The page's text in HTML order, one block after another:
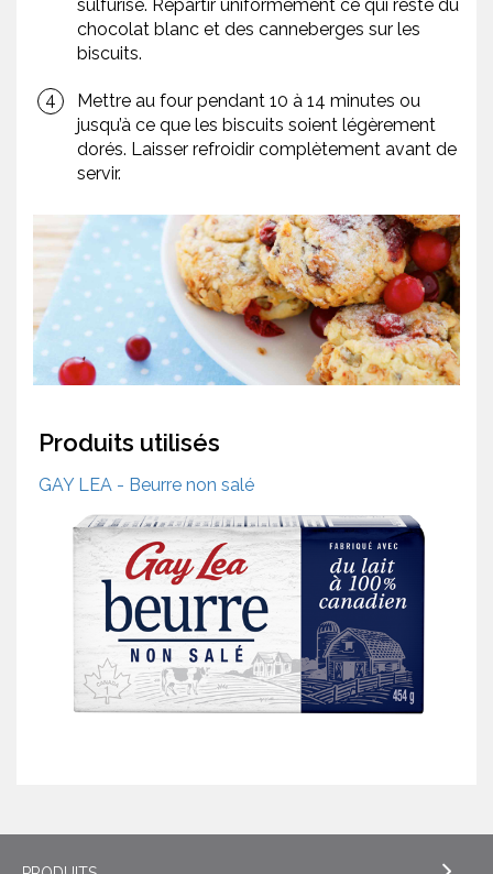
sulfurisé. Répartir uniformément ce qui reste du
chocolat blanc et des canneberges sur les
biscuits.
Mettre au four pendant 10 à 14 minutes ou
jusqu’à ce que les biscuits soient légèrement
dorés. Laisser refroidir complètement avant de
servir.
Produits utilisés
GAY LEA - Beurre non salé